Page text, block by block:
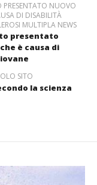
PRESENTATO NUOVO
DI DISABILITÀ
MULTIPLA NEWS
presentato
è causa di
SITO
la scienza